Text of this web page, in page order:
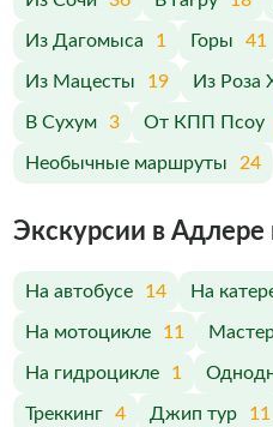
Из Дагомыса 1 Горы 41
Из Мацесты 19 Из Роза
В Сухум 3 От КПП Псоу
Необычные маршруты 24
Экскурсии в
На автобусе 14 На
На мотоцикле 11
На гидроцикле 1
Треккинг 4 Джип тур 11